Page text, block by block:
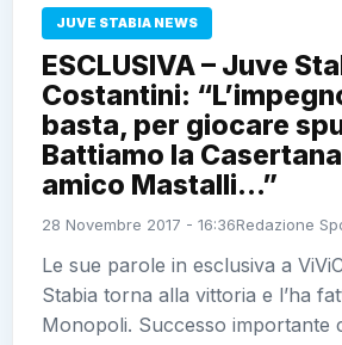
JUVE STABIA NEWS
ESCLUSIVA – Juve
Costantini:
basta, per giocare
Battiamo la
amico Mastalli…”
28 Novembre 2017 - 16:36Redazione
Le sue parole in esclusiva a
Stabia torna alla vittoria e l’ha
Monopoli. Successo importante